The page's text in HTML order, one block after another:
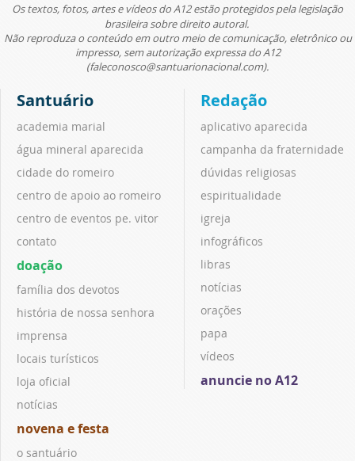
Os textos, fotos, artes e vídeos do A12 estão protegidos pela legislação
brasileira sobre direito autoral.
Não reproduza o conteúdo em outro meio de comunicação, eletrônico ou
impresso, sem autorização expressa do A12
(faleconosco@santuarionacional.com).
Santuário
academia marial
água mineral aparecida
cidade do romeiro
centro de apoio ao romeiro
centro de eventos pe. vitor
contato
doação
família dos devotos
história de nossa senhora
imprensa
locais turísticos
loja oficial
notícias
novena e festa
o santuário
Redação
aplicativo aparecida
campanha da fraternidade
dúvidas religiosas
espiritualidade
igreja
infográficos
libras
notícias
orações
papa
vídeos
anuncie no A12